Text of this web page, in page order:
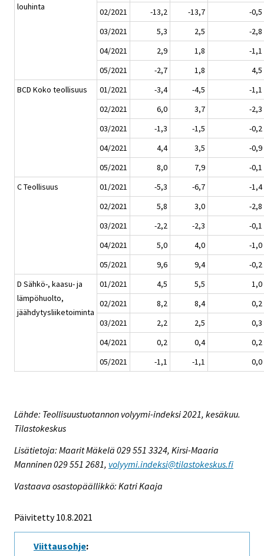
louhinta
02/2021
-13,2 -13,7
-0,5
03/2021
5,3 2,5
-2,8
04/2021
2,9 1,8
-1,1
05/2021
-2,7 1,8
4,5
BCD Koko teollisuus
01/2021 -3,4 -4,5
-1,1
02/2021
6,0 3,7
-2,3
03/2021
-1,3 -1,5
-0,2
04/2021
4,4 3,5
-0,9
05/2021
8,0 7,9
-0,1
C Teollisuus
01/2021 -5,3 -6,7
-1,4
02/2021
5,8 3,0
-2,8
03/2021
-2,2 -2,3
-0,1
04/2021
5,0 4,0
-1,0
05/2021
9,6 9,4
-0,2
D Sähkö-, kaasu- ja
lämpöhuolto,
jäähdytysliiketoiminta
01/2021 4,5 5,5
1,0
02/2021
8,2 8,4
0,2
03/2021
2,2 2,5
0,3
04/2021
0,2 0,4
0,2
05/2021
-1,1 -1,1 0,0
Lähde: Teollisuustuotannon volyymi-indeksi 2021, kesäkuu.
Tilastokeskus
Lisätietoja: Maarit Mäkelä 029 551 3324, Kirsi-Maaria
Manninen 029 551 2681, volyymi.indeksi@tilastokeskus.fi
Vastaava osastopäällikkö: Katri Kaaja
Päivitetty 10.8.2021
Viittausohje: